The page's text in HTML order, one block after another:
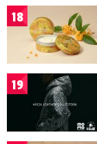
18
19